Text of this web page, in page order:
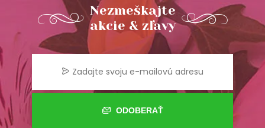
Nezmeškajte
akcie & zľavy
ODOBERAŤ